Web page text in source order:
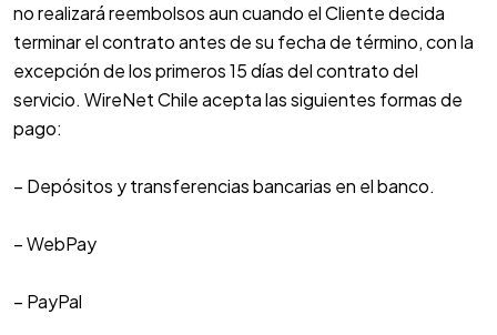
no realizará reembolsos aun cuando el Cliente decida
terminar el contrato antes de su fecha de término, con la
excepción de los primeros 15 días del contrato del
servicio. WireNet Chile acepta las siguientes formas de
pago:
– Depósitos y transferencias bancarias en el banco.
– WebPay
– PayPal